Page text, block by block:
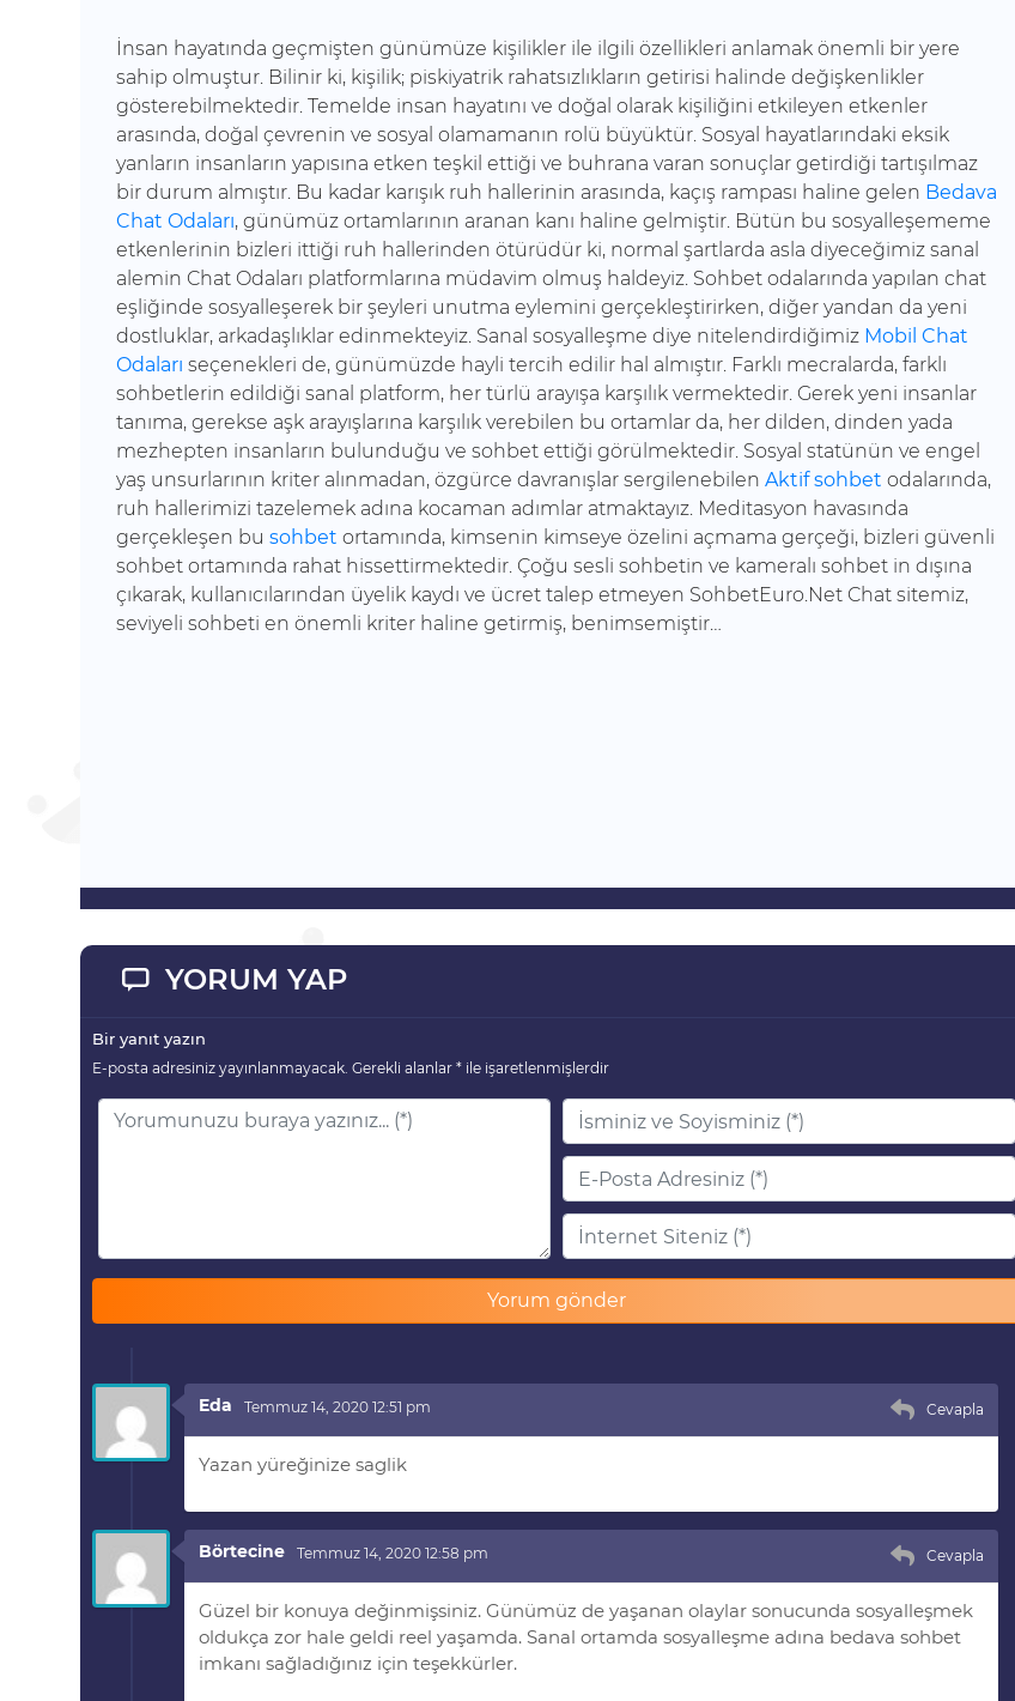
İnsan hayatında geçmişten günümüze kişilikler ile ilgili özellikleri anlamak önemli bir yere
sahip olmuştur. Bilinir ki, kişilik; piskiyatrik rahatsızlıkların getirisi halinde değişkenlikler
gösterebilmektedir. Temelde insan hayatını ve doğal olarak kişiliğini etkileyen etkenler
arasında, doğal çevrenin ve sosyal olamamanın rolü büyüktür. Sosyal hayatlarındaki eksik
yanların insanların yapısına etken teşkil ettiği ve buhrana varan sonuçlar getirdiği tartışılmaz
bir durum almıştır. Bu kadar karışık ruh hallerinin arasında, kaçış rampası haline gelen Bedava
Chat Odaları, günümüz ortamlarının aranan kanı haline gelmiştir. Bütün bu sosyalleşememe
etkenlerinin bizleri ittiği ruh hallerinden ötürüdür ki, normal şartlarda asla diyeceğimiz sanal
alemin Chat Odaları platformlarına müdavim olmuş haldeyiz. Sohbet odalarında yapılan chat
eşliğinde sosyalleşerek bir şeyleri unutma eylemini gerçekleştirirken, diğer yandan da yeni
dostluklar, arkadaşlıklar edinmekteyiz. Sanal sosyalleşme diye nitelendirdiğimiz Mobil Chat
Odaları seçenekleri de, günümüzde hayli tercih edilir hal almıştır. Farklı mecralarda, farklı
sohbetlerin edildiği sanal platform, her türlü arayışa karşılık vermektedir. Gerek yeni insanlar
tanıma, gerekse aşk arayışlarına karşılık verebilen bu ortamlar da, her dilden, dinden yada
mezhepten insanların bulunduğu ve sohbet ettiği görülmektedir. Sosyal statünün ve engel
yaş unsurlarının kriter alınmadan, özgürce davranışlar sergilenebilen Aktif sohbet odalarında,
ruh hallerimizi tazelemek adına kocaman adımlar atmaktayız. Meditasyon havasında
gerçekleşen bu sohbet ortamında, kimsenin kimseye özelini açmama gerçeği, bizleri güvenli
sohbet ortamında rahat hissettirmektedir. Çoğu sesli sohbetin ve kameralı sohbet in dışına
çıkarak, kullanıcılarından üyelik kaydı ve ücret talep etmeyen SohbetEuro.Net Chat sitemiz,
seviyeli sohbeti en önemli kriter haline getirmiş, benimsemiştir…
YORUM YAP
Bir yanıt yazın
E-posta adresiniz yayınlanmayacak. Gerekli alanlar * ile işaretlenmişlerdir
Eda Temmuz 14, 2020 12:51 pm Cevapla
Yazan yüreğinize saglik
Börtecine Temmuz 14, 2020 12:58 pm Cevapla
Güzel bir konuya değinmişsiniz. Günümüz de yaşanan olaylar sonucunda sosyalleşmek
oldukça zor hale geldi reel yaşamda. Sanal ortamda sosyalleşme adına bedava sohbet
imkanı sağladığınız için teşekkürler.